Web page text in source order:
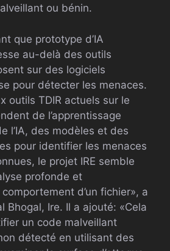
ou bénin.
que prototype d’IA
au-delà des outils
sur des logiciels
pour détecter les menaces.
outils TDIR actuels sur le
de l’apprentissage
l’IA, des modèles et des
pour identifier les menaces
le projet IRE semble
profonde et
d’un fichier», a
Bhogal, Ire. Il a ajouté: «Cela
un code malveillant
détecté en utilisant des